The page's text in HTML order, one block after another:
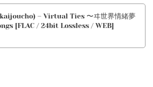
– Virtual Ties 〜ヰ世界情緒夢
[FLAC / 24bit Lossless / WEB]